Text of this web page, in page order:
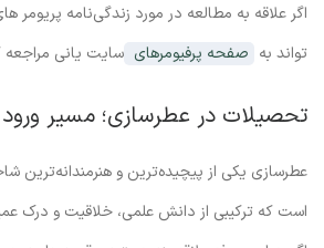
اگر علاقه به مطالعه در مورد زندگی‌نامه
تواند به صفحه پرفیومرهای سایت یانی مراجعه
تحصیلات در عطرسازی؛ مسیر ورود
عطرسازی یکی از پیچیده‌ترین و هنرمندانه‌ترین
است که ترکیبی از دانش علمی، خلاقیت و درک